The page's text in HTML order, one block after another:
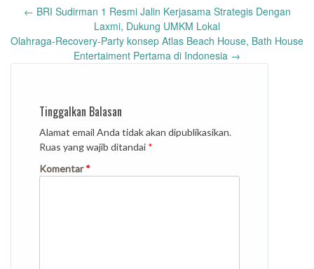
Post
← BRI Sudirman 1 Resmi Jalin Kerjasama Strategis Dengan
Laxmi, Dukung UMKM Lokal
Olahraga-Recovery-Party konsep Atlas Beach House, Bath House
Entertaiment Pertama di Indonesia →
Tinggalkan Balasan
Alamat email Anda tidak akan dipublikasikan.
Ruas yang wajib ditandai *
Komentar*